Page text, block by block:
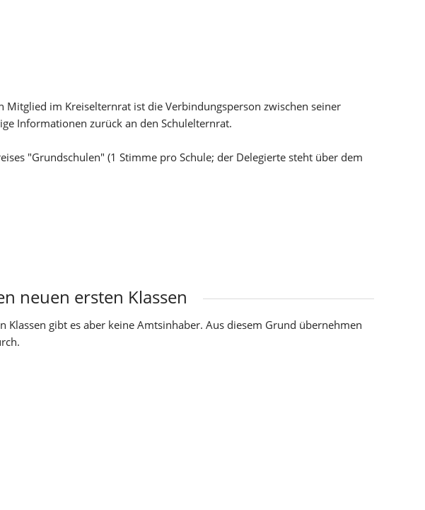
im Kreiselternrat ist die Verbindungsperson zwischen seiner
Informationen zurück an den Schulelternrat.
"Grundschulen" (1 Stimme pro Schule; der Delegierte steht über dem
neuen ersten Klassen
gibt es aber keine Amtsinhaber. Aus diesem Grund übernehmen